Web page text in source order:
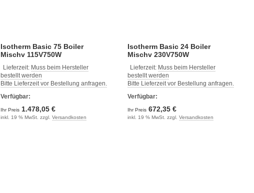
Isotherm Basic 75 Boiler
Mischv 115V750W
Lieferzeit: Muss beim Hersteller
bestellt werden
Bitte Lieferzeit vor Bestellung anfragen.
Verfügbar:
Ihr Preis 1.478,05 €
inkl. 19 % MwSt. zzgl. Versandkosten
Isotherm Basic 24 Boiler
Mischv 230V750W
Lieferzeit: Muss beim Hersteller
bestellt werden
Bitte Lieferzeit vor Bestellung anfragen.
Verfügbar:
Ihr Preis 672,35 €
inkl. 19 % MwSt. zzgl. Versandkosten